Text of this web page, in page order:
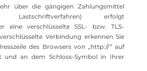
über die gängigen Zahlungsmittel
Lastschriftverfahren) erfolgt
eine verschlüsselte SSL- bzw. TLS-
Verbindung erkennen Sie
des Browsers von „http://“ auf
und an dem Schloss-Symbol in Ihrer